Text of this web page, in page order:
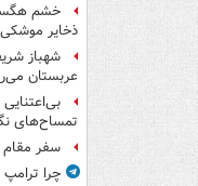
خشم
ذخایر موشکی
شهباز
عربستان
تمساح‌های
سفر مقام
چرا